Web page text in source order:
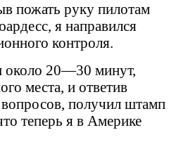
пожать руку пилотам
я направился
контроля.
около 20—30 минут,
места, и ответив
получил штамп
теперь я в Америке